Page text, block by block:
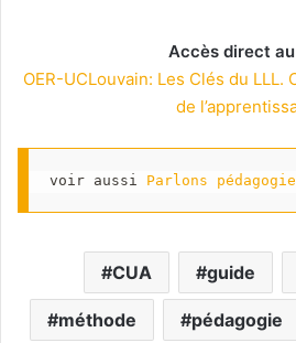
Accès direct
OER-UCLouvain: Les Clés du
de
voir aussi Parlons
CUA guide
méthode pédagogie